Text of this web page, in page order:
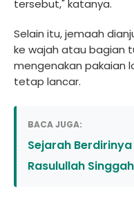
tersebut," katanya.
Selain itu, jemaah
ke wajah atau bagian
mengenakan pakaian
tetap lancar.
BACA JUGA:
Sejarah
Rasulullah